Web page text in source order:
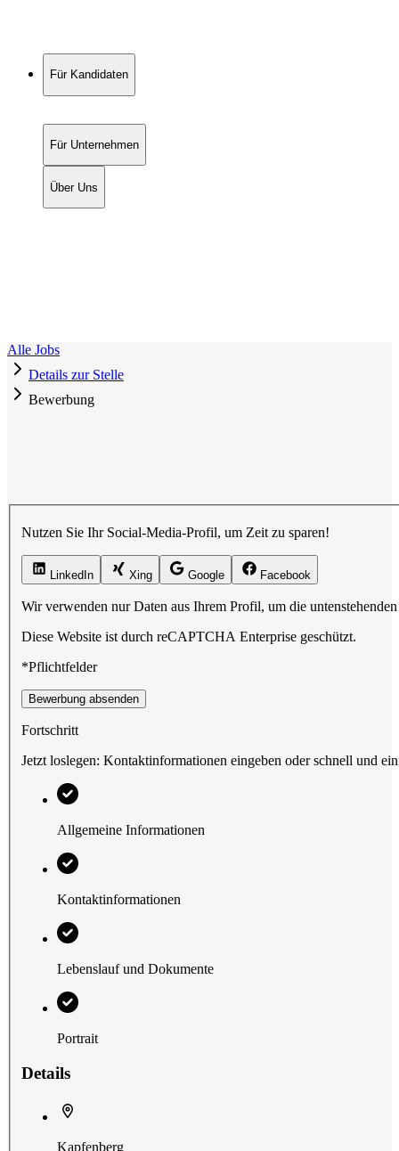
Für Kandidaten
Für Unternehmen
Über Uns
Alle Jobs
Details zur Stelle
Bewerbung
Nutzen Sie Ihr Social-Media-Profil, um Zeit zu sparen!
LinkedIn Xing Google Facebook
Wir verwenden nur Daten aus Ihrem Profil, um die
Diese Website ist durch reCAPTCHA Enterprise geschützt.
*Pflichtfelder
Bewerbung absenden
Fortschritt
Jetzt loslegen: Kontaktinformationen eingeben oder schnell und
Allgemeine Informationen
Kontaktinformationen
Lebenslauf und Dokumente
Portrait
Details
Kapfenberg